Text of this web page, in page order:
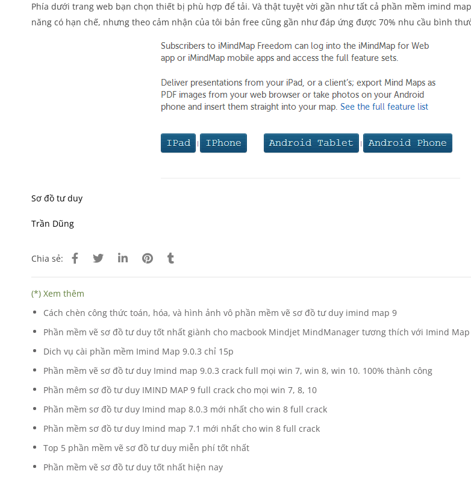
Phía dưới trang web bạn chọn thiết bị phù hợp để tải. Và thật tuyệt vời gần như tất cả phần mềm imind
năng có hạn chế, nhưng theo cảm nhận của tôi bản free cũng gần như đáp ứng được 70% nhu cầu bình
Sơ đồ tư duy
Trần Dũng
Chia sẻ:
(*) Xem thêm
Cách chèn công thức toán, hóa, và hình ảnh vô phần mềm vẽ sơ đồ tư duy imind map 9
Phần mềm vẽ sơ đồ tư duy tốt nhất giành cho macbook Mindjet MindManager tương thích với Imind Map
Dich vụ cài phần mềm Imind Map 9.0.3 chỉ 15p
Phần mềm vẽ sơ đồ tư duy Imind map 9.0.3 crack full mọi win 7, win 8, win 10. 100% thành công
Phần mêm sơ đồ tư duy IMIND MAP 9 full crack cho mọi win 7, 8, 10
Phần mềm sơ đồ tư duy Imind map 8.0.3 mới nhất cho win 8 full crack
Phần mềm sơ đồ tư duy Imind map 7.1 mới nhất cho win 8 full crack
Top 5 phần mềm vẽ sơ đồ tư duy miễn phí tốt nhất
Phần mềm vẽ sơ đồ tư duy tốt nhất hiện nay